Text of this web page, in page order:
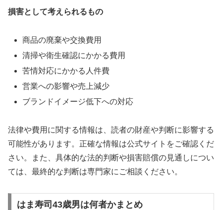
損害として考えられるもの
商品の廃棄や交換費用
清掃や衛生確認にかかる費用
苦情対応にかかる人件費
営業への影響や売上減少
ブランドイメージ低下への対応
法律や費用に関する情報は、読者の財産や判断に影響する
可能性があります。正確な情報は公式サイトをご確認くだ
さい。また、具体的な法的判断や損害賠償の見通しについ
ては、最終的な判断は専門家にご相談ください。
はま寿司43歳男は何者かまとめ